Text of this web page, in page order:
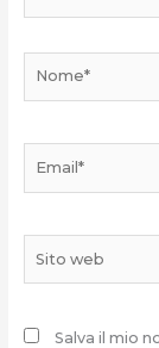
web
Salva il mio